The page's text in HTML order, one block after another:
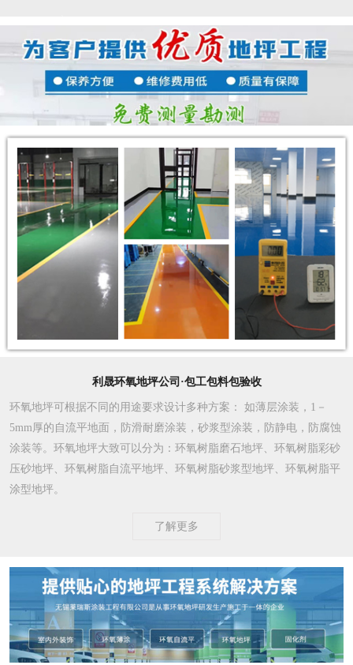
利晟环氧地坪公司·包工包料包验收
环氧地坪可根据不同的用途要求设计多种方案 ： 如薄层涂装，1－
5mm厚的自流平地面，防滑耐磨涂装，砂浆型涂装，防静电，防腐蚀
涂装等。环氧地坪大致可以分为：环氧树脂磨石地坪、环氧树脂彩砂
压砂地坪、环氧树脂自流平地坪、环氧树脂砂浆型地坪、环氧树脂平
涂型地坪。
了解更多